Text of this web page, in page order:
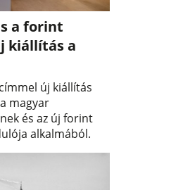
a forint
kiállítás a
új kiállítás
magyar
és az új forint
alkalmából.